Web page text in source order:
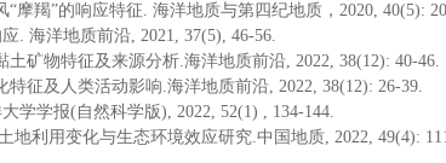
羯”的响应特征. 海洋地质与第四纪地质，2020, 40(5):
. 海洋地质前沿, 2021, 37(5), 46-56.
矿物特征及来源分析.海洋地质前沿, 2022, 38(12): 40-46.
征及人类活动影响.海洋地质前沿, 2022, 38(12): 26-39.
学学报(自然科学版), 2022, 52(1) , 134-144.
利用变化与生态环境效应研究.中国地质, 2022, 49(4):